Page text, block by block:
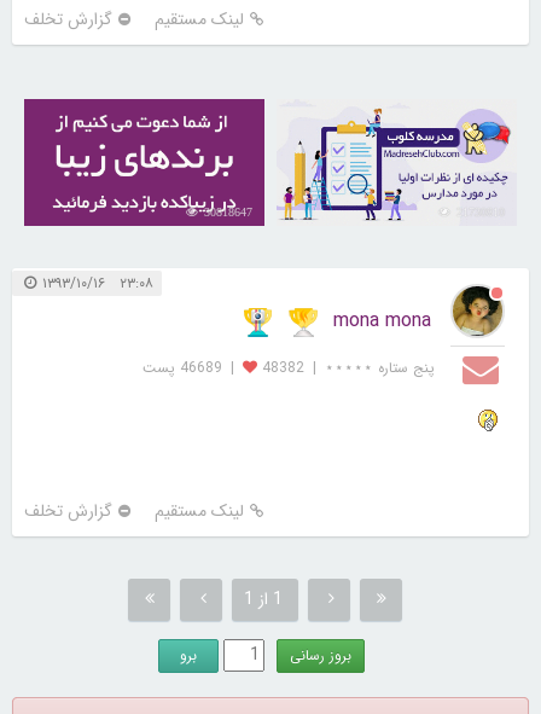
لینک مستقیم گزارش تخلف
30818647
۲۳:۰۸ ۱۳۹۳/۱۰/۱۶
mona mona
پنج ستاره ⋆⋆⋆⋆⋆ |
48382
| 46689 پست
لینک مستقیم گزارش تخلف
1 از 1